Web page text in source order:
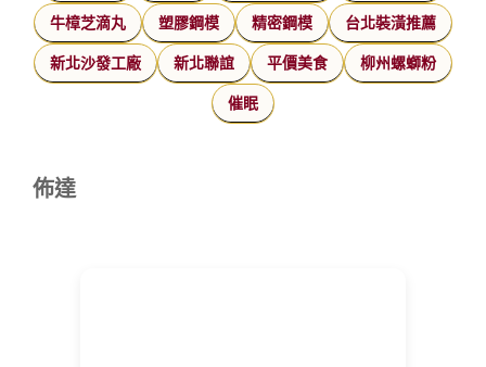
牛樟芝滴丸 塑膠鋼模 精密鋼模 台北裝潢推薦
新北沙發工廠 新北聯誼 平價美食 柳州螺螄粉
催眠
佈達